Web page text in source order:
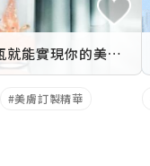
量｢膚｣訂製，一瓶就能實現你的美肌願望！
美膚訂製精華